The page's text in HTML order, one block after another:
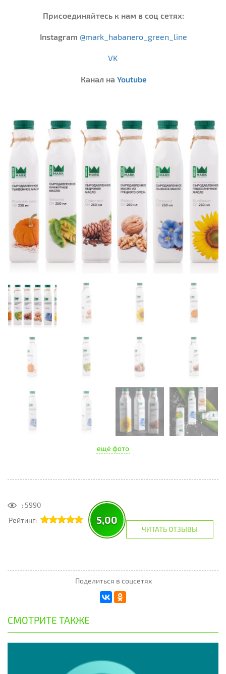
Присоединяйтесь к нам в соц сетях:
Instagram @mark_habanero_green_line
VK
Канал на Youtube
ещё фото
: 5990
Рейтинг:
5,00
ЧИТАТЬ ОТЗЫВЫ
Поделиться в соцсетях
СМОТРИТЕ ТАКЖЕ